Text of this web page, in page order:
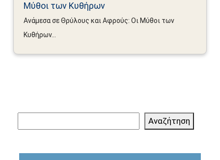
Μύθοι των Κυθήρων
Ανάμεσα σε Θρύλους και Αφρούς: Οι Μύθοι των
Κυθήρων...
Αναζήτηση